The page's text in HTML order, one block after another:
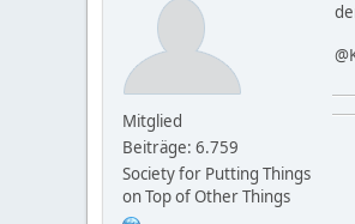
Mitglied
Beiträge: 6.759
Society for Putting Things
on Top of Other Things